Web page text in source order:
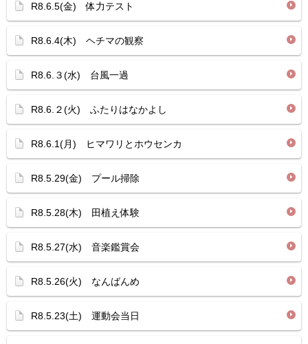
R8.6.5(金) 体力テスト
R8.6.4(木) ヘチマの観察
R8.6.３(水) 台風一過
R8.6.２(火) ふたりはなかよし
R8.6.1(月) ヒマワリとホウセンカ
R8.5.29(金) プール掃除
R8.5.28(木) 田植え体験
R8.5.27(水) 音楽鑑賞会
R8.5.26(火) なんばんめ
R8.5.23(土) 運動会当日